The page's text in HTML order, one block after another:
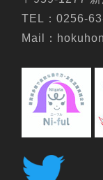
TEL：0256-
Mail：